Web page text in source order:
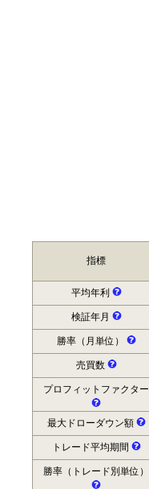
指標
平均年利
検証年月
勝率（月単位）
売買数
プロフィットファクター
最大ドローダウン額
トレード平均期間
勝率（トレード別単位）